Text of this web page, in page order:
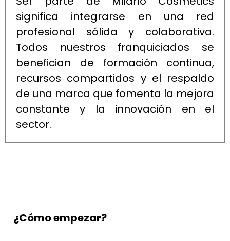
significa integrarse en una red
profesional sólida y colaborativa.
Todos nuestros franquiciados se
benefician de formación continua,
recursos compartidos y el respaldo
de una marca que fomenta la mejora
constante y la innovación en el
sector.
¿Cómo empezar?